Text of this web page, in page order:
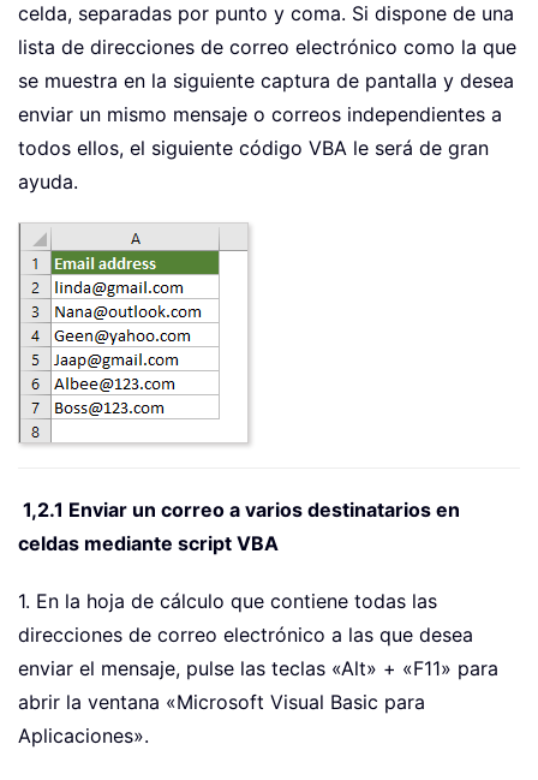
celda, separadas por punto y coma. Si dispone de una
lista de direcciones de correo electrónico como la que
se muestra en la siguiente captura de pantalla y desea
enviar un mismo mensaje o correos independientes a
todos ellos, el siguiente código VBA le será de gran
ayuda.
1,2.1 Enviar un correo a varios destinatarios en
celdas mediante script VBA
1. En la hoja de cálculo que contiene todas las
direcciones de correo electrónico a las que desea
enviar el mensaje, pulse las teclas «Alt» + «F11» para
abrir la ventana «Microsoft Visual Basic para
Aplicaciones».